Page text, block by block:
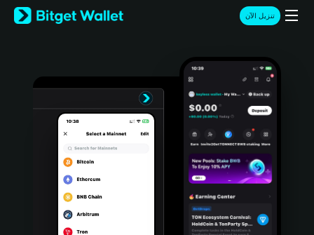
English
日本語
Türkçe
Português (Portugal)
Bahasa Indonesia
تنزيل الآن